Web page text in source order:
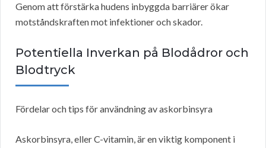
Genom att förstärka hudens inbyggda barriärer ökar
motståndskraften mot infektioner och skador.
Potentiella Inverkan på Blodådror och
Blodtryck
Fördelar och tips för användning av askorbinsyra
Askorbinsyra, eller C-vitamin, är en viktig komponent i